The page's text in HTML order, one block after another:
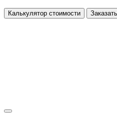
Калькулятор стоимости